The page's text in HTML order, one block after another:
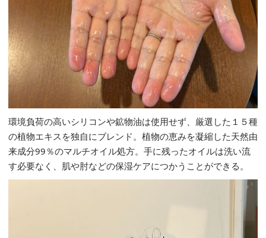
環境負荷の高いシリコンや鉱物油は使用せず、厳選した１５種
の植物エキスを独自にブレンド。植物の恵みを凝縮した天然由
来成分99％のマルチオイル処方。手に残ったオイルは洗い流
す必要なく、肌や肘などの保湿ケアにつかうことができる。